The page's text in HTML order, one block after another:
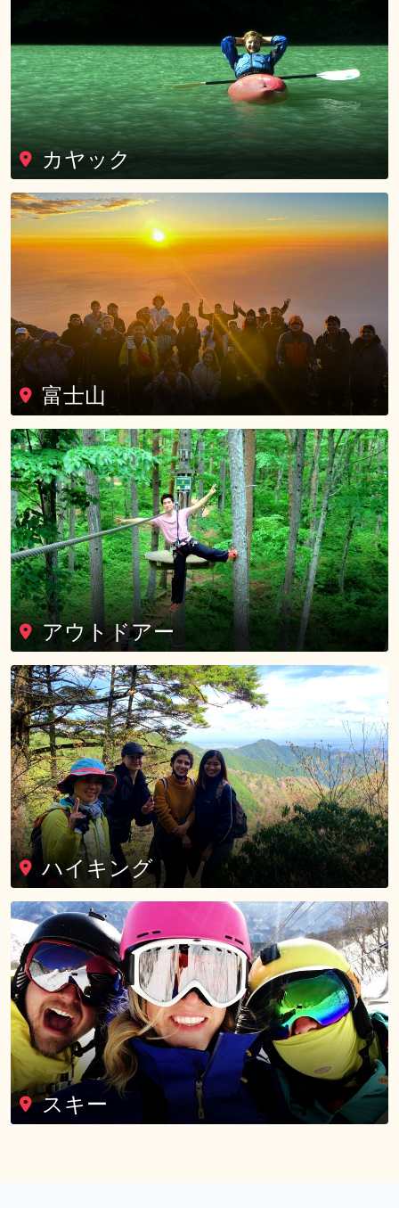
カヤック
富士山
アウトドアー
ハイキング
スキー